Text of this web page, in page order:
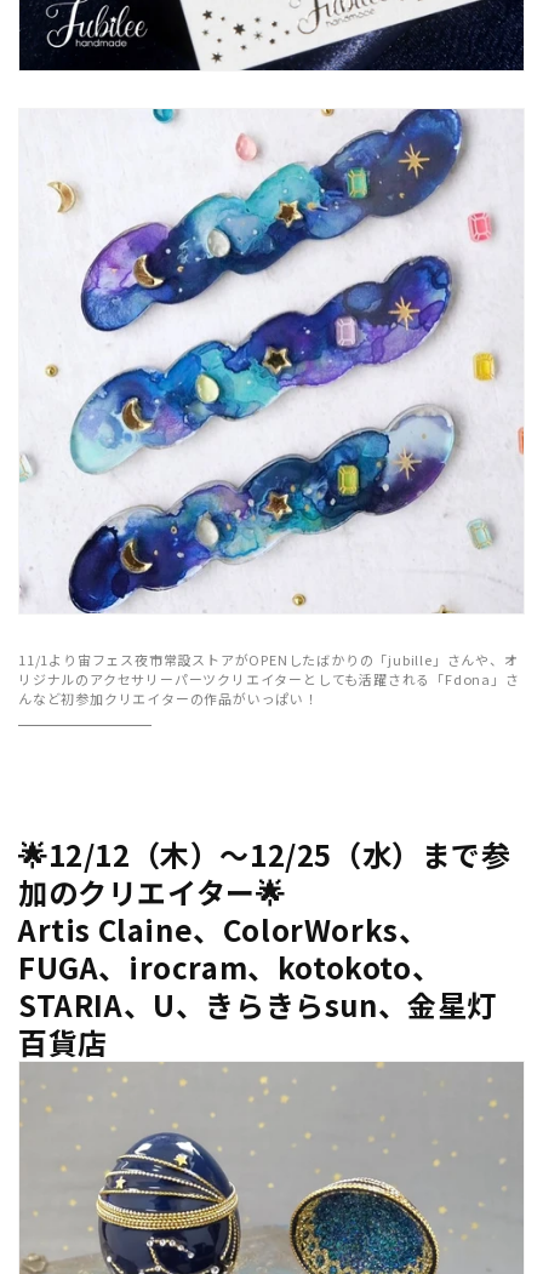
11/1より宙フェス夜市常設ストアがOPENしたばかりの「jubille」さんや、オ
リジナルのアクセサリーパーツクリエイターとしても活躍される「Fdona」さ
んなど初参加クリエイターの作品がいっぱい！
🌟12/12（木）～12/25（水）まで参
加のクリエイター🌟
Artis Claine、ColorWorks、
FUGA、irocram、kotokoto、
STARIA、U、きらきらsun、金星灯
百貨店